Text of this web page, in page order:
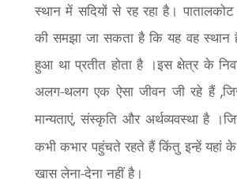
स्थान में सदियों से रह रहा है।
की समझा जा सकता है कि यह वह स्थान
हुआ था प्रतीत होता है ।इस क्षेत्र के
अलग-थलग एक ऐसा जीवन जी रहे हैं,
मान्यताएं, संस्कृति और अर्थव्यवस्था है
कभी कभार पहुंचते रहते हैं किंतु इन्हें यहां
खास लेना-देना नहीं है।